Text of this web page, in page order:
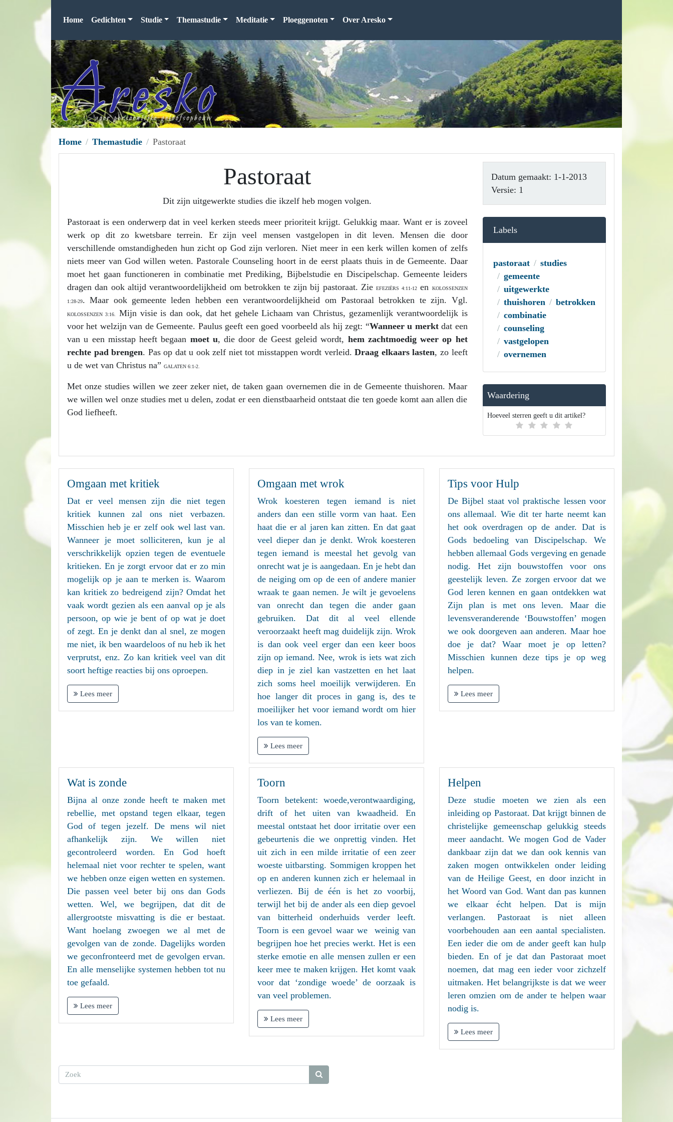
Home Gedichten Studie Themastudie Meditatie Ploeggenoten Over Aresko
Home Themastudie Pastoraat
Pastoraat
Dit zijn uitgewerkte studies die ikzelf heb mogen volgen.
Pastoraat is een onderwerp dat in veel kerken steeds meer prioriteit krijgt. Gelukkig maar. Want er is zoveel
werk op dit zo kwetsbare terrein. Er zijn veel mensen vastgelopen in dit leven. Mensen die door
verschillende omstandigheden hun zicht op God zijn verloren. Niet meer in een kerk willen komen of zelfs
niets meer van God willen weten. Pastorale Counseling hoort in de eerst plaats thuis in de Gemeente. Daar
moet het gaan functioneren in combinatie met Prediking, Bijbelstudie en Discipelschap. Gemeente leiders
dragen dan ook altijd verantwoordelijkheid om betrokken te zijn bij pastoraat. ZieEFEZIËRS 4:11-12en KOLOSSENZEN
1:28-29. Maar ook gemeente leden hebben een verantwoordelijkheid om Pastoraal betrokken te zijn. Vgl.
KOLOSSENZEN 3:16.
Mijn visie is dan ook, dat het gehele Lichaam van Christus, gezamenlijk verantwoordelijk is
voor het welzijn van de Gemeente. Paulus geeft een goed voorbeeld als hij zegt: “Wanneer u merktdat een
van u een misstap heeft begaan moet u, die door de Geest geleid wordt, hem zachtmoedig weer op het
rechte pad brengen. Pas op dat u ook zelf niet tot misstappen wordt verleid.Draag elkaars lasten, zo leeft
u de wet van Christus na” GALATEN 6:1-2.
Met onze studies willen we zeer zeker niet, de taken gaan overnemen die in de Gemeente thuishoren. Maar
we willen wel onze studies met u delen, zodat er een dienstbaarheid ontstaat die ten goede komt aan allen die
God liefheeft.
Datum gemaakt: 1-1-2013
Versie: 1
Labels
pastoraat
studies
gemeente
uitgewerkte
thuishoren
betrokken
combinatie
counseling
vastgelopen
overnemen
Waardering
Hoeveel sterren geeft u dit artikel?
Omgaan met kritiek
Dat er veel mensen zijn die niet tegen
kritiek kunnen zal ons niet verbazen.
Misschien heb je er zelf ook wel last van.
Wanneer je moet solliciteren, kun je al
verschrikkelijk opzien tegen de eventuele
kritieken. En je zorgt ervoor dat er zo min
mogelijk op je aan te merken is. Waarom
kan kritiek zo bedreigend zijn? Omdat het
vaak wordt gezien als een aanval op je als
persoon, op wie je bent of op wat je doet
of zegt. En je denkt dan al snel, ze mogen
me niet, ik ben waardeloos of nu heb ik het
verprutst, enz. Zo kan kritiek veel van dit
soort heftige reacties bij ons oproepen.
Lees meer
Omgaan met wrok
Wrok koesteren tegen iemand is niet
anders dan een stille vorm van haat. Een
haat die er al jaren kan zitten. En dat gaat
veel dieper dan je denkt. Wrok koesteren
tegen iemand is meestal het gevolg van
onrecht wat je is aangedaan. En je hebt dan
de neiging om op de een of andere manier
wraak te gaan nemen. Je wilt je gevoelens
van onrecht dan tegen die ander gaan
gebruiken. Dat dit al veel ellende
veroorzaakt heeft mag duidelijk zijn. Wrok
is dan ook veel erger dan een keer boos
zijn op iemand. Nee, wrok is iets wat zich
diep in je ziel kan vastzetten en het laat
zich soms heel moeilijk verwijderen. En
hoe langer dit proces in gang is, des te
moeilijker het voor iemand wordt om hier
los van te komen.
Lees meer
Tips voor Hulp
De Bijbel staat vol praktische lessen voor
ons allemaal. Wie dit ter harte neemt kan
het ook overdragen op de ander. Dat is
Gods bedoeling van Discipelschap. We
hebben allemaal Gods vergeving en genade
nodig. Het zijn bouwstoffen voor ons
geestelijk leven. Ze zorgen ervoor dat we
God leren kennen en gaan ontdekken wat
Zijn plan is met ons leven. Maar die
levensveranderende ‘Bouwstoffen’ mogen
we ook doorgeven aan anderen. Maar hoe
doe je dat? Waar moet je op letten?
Misschien kunnen deze tips je op weg
helpen.
Lees meer
Wat is zonde
Bijna al onze zonde heeft te maken met
rebellie, met opstand tegen elkaar, tegen
God of tegen jezelf. De mens wil niet
afhankelijk zijn. We willen niet
gecontroleerd worden. En God hoeft
helemaal niet voor rechter te spelen, want
we hebben onze eigen wetten en systemen.
Die passen veel beter bij ons dan Gods
wetten. Wel, we begrijpen, dat dit de
allergrootste misvatting is die er bestaat.
Want hoelang zwoegen we al met de
gevolgen van de zonde. Dagelijks worden
we geconfronteerd met de gevolgen ervan.
En alle menselijke systemen hebben tot nu
toe gefaald.
Lees meer
Toorn
Toorn betekent: woede,verontwaardiging,
drift of het uiten van kwaadheid. En
meestal ontstaat het door irritatie over een
gebeurtenis die we onprettig vinden. Het
uit zich in een milde irritatie of een zeer
woeste uitbarsting. Sommigen kroppen het
op en anderen kunnen zich er helemaal in
verliezen. Bij de één is het zo voorbij,
terwijl het bij de ander als een diep gevoel
van bitterheid onderhuids verder leeft.
Toorn is een gevoel waar we weinig van
begrijpen hoe het precies werkt. Het is een
sterke emotie en alle mensen zullen er een
keer mee te maken krijgen. Het komt vaak
voor dat ‘zondige woede’ de oorzaak is
van veel problemen.
Lees meer
Helpen
Deze studie moeten we zien als een
inleiding op Pastoraat. Dat krijgt binnen de
christelijke gemeenschap gelukkig steeds
meer aandacht. We mogen God de Vader
dankbaar zijn dat we dan ook kennis van
zaken mogen ontwikkelen onder leiding
van de Heilige Geest, en door inzicht in
het Woord van God. Want dan pas kunnen
we elkaar écht helpen. Dat is mijn
verlangen. Pastoraat is niet alleen
voorbehouden aan een aantal specialisten.
Een ieder die om de ander geeft kan hulp
bieden. En of je dat dan Pastoraat moet
noemen, dat mag een ieder voor zichzelf
uitmaken. Het belangrijkste is dat we weer
leren omzien om de ander te helpen waar
nodig is.
Lees meer